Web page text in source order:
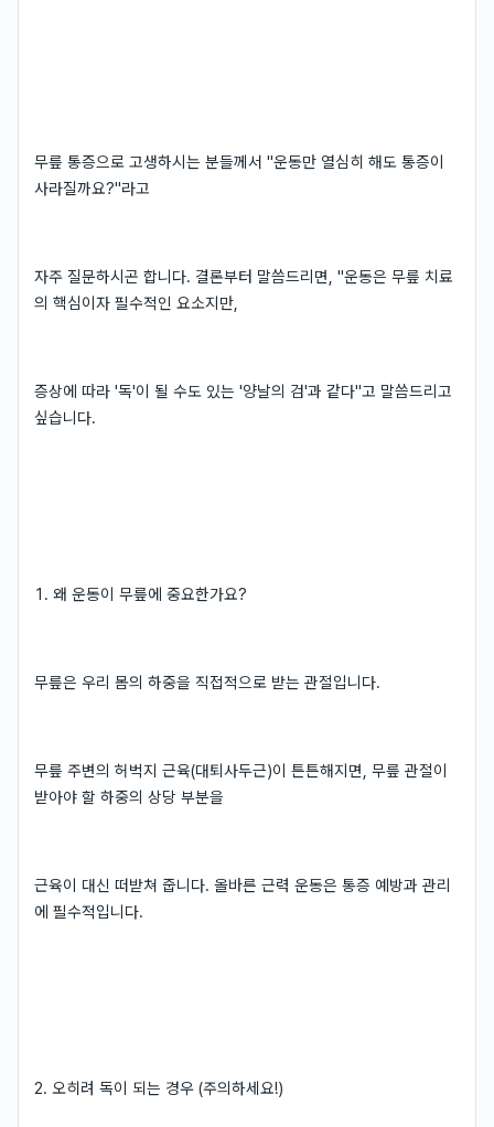
무릎 통증으로 고생하시는 분들께서 "운동만 열심히 해도 통증이
사라질까요?"라고
자주 질문하시곤 합니다. 결론부터 말씀드리면, "운동은 무릎 치료
의 핵심이자 필수적인 요소지만,
증상에 따라 '독'이 될 수도 있는 '양날의 검'과 같다"고 말씀드리고
싶습니다.
1. 왜 운동이 무릎에 중요한가요?
무릎은 우리 몸의 하중을 직접적으로 받는 관절입니다.
무릎 주변의 허벅지 근육(대퇴사두근)이 튼튼해지면, 무릎 관절이
받아야 할 하중의 상당 부분을
근육이 대신 떠받쳐 줍니다. 올바른 근력 운동은 통증 예방과 관리
에 필수적입니다.
2. 오히려 독이 되는 경우 (주의하세요!)